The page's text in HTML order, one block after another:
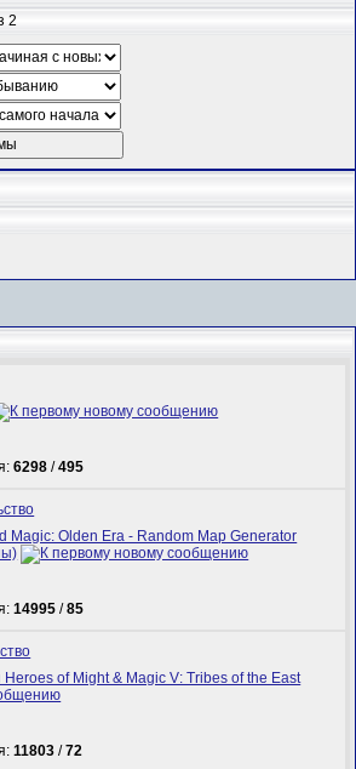
2
6298 /495
Magic: Olden Era - Random Map Generator
14995 /85
of Might & Magic V: Tribes of the East
11803 /72